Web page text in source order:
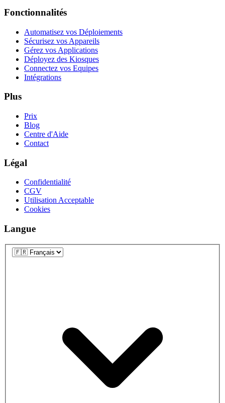
Fonctionnalités
Automatisez vos Déploiements
Sécurisez vos Appareils
Gérez vos Applications
Déployez des Kiosques
Connectez vos Equipes
Intégrations
Plus
Prix
Blog
Centre d'Aide
Contact
Légal
Confidentialité
CGV
Utilisation Acceptable
Cookies
Langue
Langue